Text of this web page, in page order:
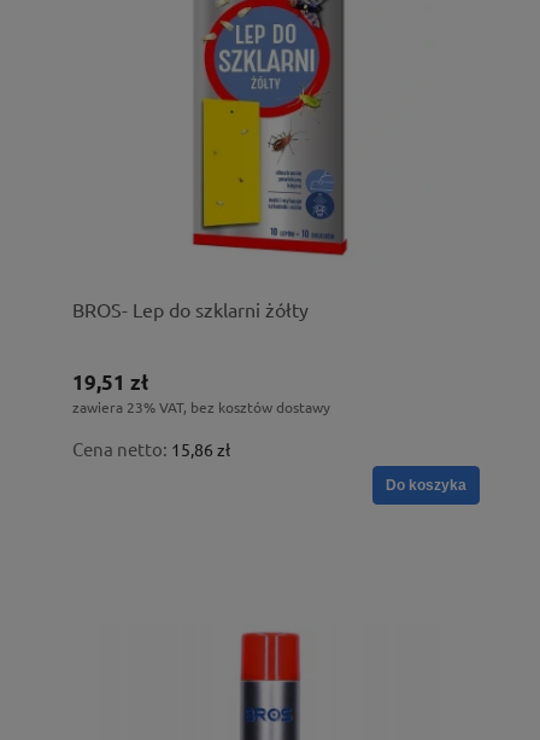
BROS- Lep do szklarni żółty
19,51 zł
zawiera 23% VAT, bez kosztów dostawy
Cena netto: 15,86 zł
Do koszyka